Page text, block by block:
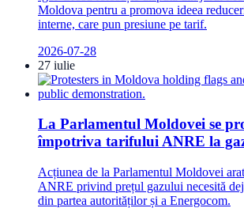
Moldova pentru a promova ideea
interne, care pun presiune pe tarif.
2026-07-28
27 iulie
La Parlamentul Moldovei se
împotriva tarifului ANRE la
Acțiunea de la Parlamentul Moldovei
ANRE privind prețul gazului necesită
din partea autorităților și a Energocom.